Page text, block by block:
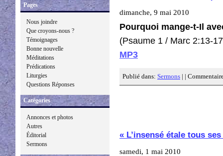
Pages
Nous joindre
Que croyons-nous ?
Témoignages
Bonne nouvelle
Méditations
Prédications
Liturgies
Questions Réponses
Catégories
Annonces et photos
Autres
Éditorial
Sermons
dimanche, 9 mai 2010
Pourquoi mange-t-Il
(Psaume 1 / Marc 2:13-
MP3
Publié dans: Sermons | |
« L’insensé étale tous
samedi, 1 mai 2010